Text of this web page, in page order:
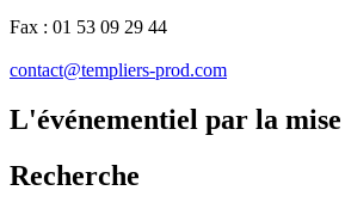
Fax : 01 53 09 29 44
contact@templiers-prod.com
L'événementiel par la mise
Recherche